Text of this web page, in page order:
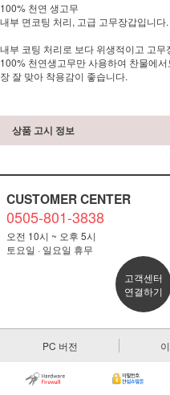
100% 천연 생고무
내부 면코팅 처리, 고급 고무장갑입니다.
내부 코팅 처리로 보다 위생적이고 고
100% 천연생고무만 사용하여 찬물에
장 잘 맞아 착용감이 좋습니다.
상품 고시 정보
CUSTOMER CENTER
0505-801-3838
오전 10시 ~ 오후 5시
토요일 · 일요일 휴무
고객센터
연결하기
PC 버전